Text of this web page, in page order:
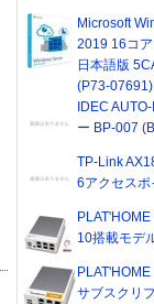
Microsoft
2019 16コ
日本語版
(P73-07691)
IDEC
ー BP-007
TP-Link
6アクセス
10搭載モデ
サブスクリ